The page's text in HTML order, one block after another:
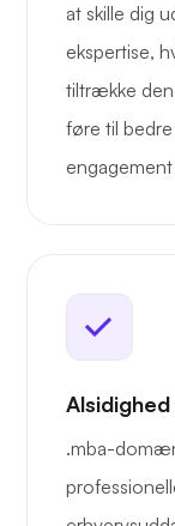
at skille dig
ekspertise,
tiltrække den
føre til
.mba-